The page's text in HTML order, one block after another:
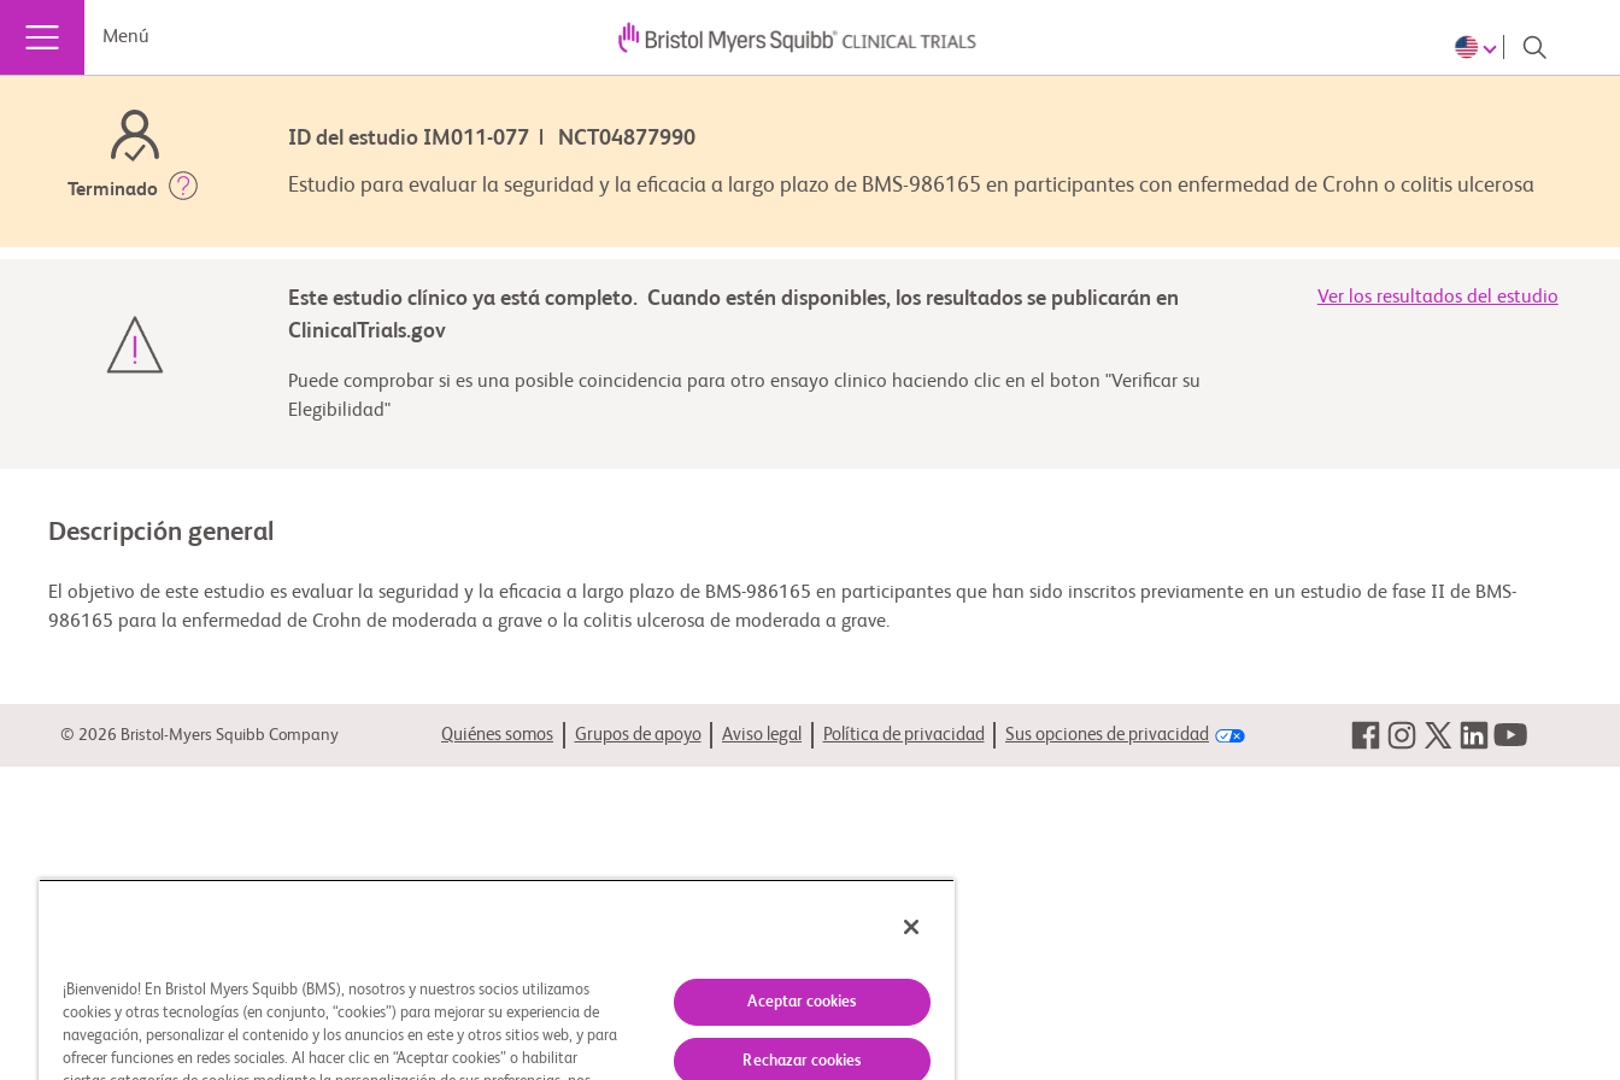
Menú
Terminado
ID del estudio IM011-077 | NCT04877990
Estudio para evaluar la seguridad y la eficacia a largo plazo de BMS-986165 en participantes con enfermedad de Crohn o colitis ulcerosa
Este estudio clínico ya está completo. Cuando estén disponibles, los resultados se publicarán en
ClinicalTrials.gov
Ver los resultados del estudio
Puede comprobar si es una posible coincidencia para otro ensayo clinico haciendo clic en el boton "Verificar su
Elegibilidad"
Descripción general
El objetivo de este estudio es evaluar la seguridad y la eficacia a largo plazo de BMS-986165 en participantes que han sido inscritos previamente en un estudio de fase II de BMS-
986165 para la enfermedad de Crohn de moderada a grave o la colitis ulcerosa de moderada a grave.
© 2026 Bristol-Myers Squibb Company Quiénes somos Grupos de apoyo Aviso legal Política de privacidad Sus opciones de privacidad
¡Bienvenido! En Bristol Myers Squibb (BMS), nosotros y nuestros socios utilizamos
cookies y otras tecnologías (en conjunto, “cookies”) para mejorar su experiencia de
navegación, personalizar el contenido y los anuncios en este y otros sitios web, y para
ofrecer funciones en redes sociales. Al hacer clic en “Aceptar cookies” o habilitar
Aceptar cookies
Rechazar cookies